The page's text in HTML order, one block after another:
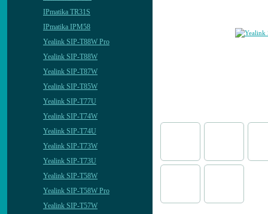
IPmatika TR31S
IPmatika IPM58
Yealink SIP-T88W Pro
Yealink SIP-T88W
Yealink SIP-T87W
Yealink SIP-T85W
Yealink SIP-T77U
Yealink SIP-T74W
Yealink SIP-T74U
Yealink SIP-T73W
Yealink SIP-T73U
Yealink SIP-T58W
Yealink SIP-T58W Pro
Yealink SIP-T57W